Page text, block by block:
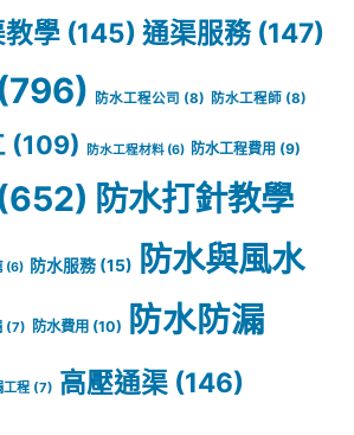
學 (145) 通渠服務(147)
防水工程公司 (8) 防水工程師 (8)
(109) 防水工程材料 (6) 防水工程費用 (9)
防水打針教學
(6) 防水服務 (15)
防水與風水
(7) 防水費用 (10)
防水防漏
工程 (7) 高壓通渠 (146)